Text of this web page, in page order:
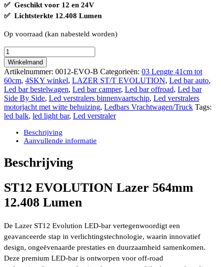
✅ Geschikt voor 12 en 24V
✅ Lichtsterkte 12.408 Lumen
Op voorraad (kan nabesteld worden)
Lazer
ST12
EVOLUTION
564mm
12.408
Lumen
aantal
Winkelmand
Artikelnummer: 0012-EVO-B Categorieën: 03 Lengte 41cm tot
60cm, 4SKY winkel, LAZER ST/T EVOLUTION, Led bar auto,
Led bar bestelwagen, Led bar camper, Led bar offroad, Led bar
Side By Side, Led verstralers binnenvaartschip, Led verstralers
motorjacht met witte behuizing, Ledbars Vrachtwagen/Truck Tags:
led balk, led light bar, Led verstraler
Beschrijving
Aanvullende informatie
Beschrijving
ST12 EVOLUTION Lazer 564mm
12.408 Lumen
De Lazer ST12 Evolution LED-bar vertegenwoordigt een
geavanceerde stap in verlichtingstechnologie, waarin innovatief
design, ongeëvenaarde prestaties en duurzaamheid samenkomen.
Deze premium LED-bar is ontworpen voor off-road